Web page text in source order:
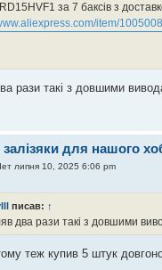
за 7 баксів з
item/
рази такі з довшими
залізяки для нашого
липня 10, 2025 6:06 pm
писав: ↑
два рази такі з довшими
теж купив 5 штук